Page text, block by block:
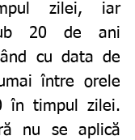
zilei, iar
20 de ani
cu data de
între orele
în timpul zilei.
nu se aplică